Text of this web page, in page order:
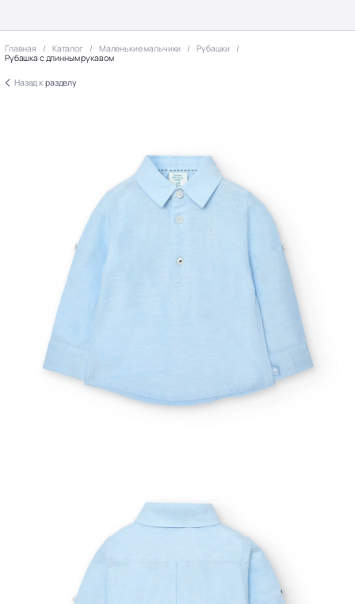
Главная Каталог Маленькие мальчики
Рубашки
Рубашка с длинным рукавом
Назад к разделу